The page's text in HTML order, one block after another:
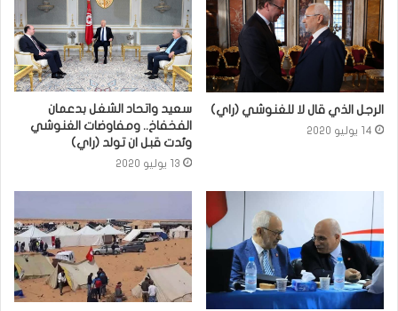
الرجل الذي قال لا للغنوشي (راي)
14 يوليو 2020
سعيد واتحاد الشغل بدعمان
الفخفاخ.. ومفاوضات الغنوشي
وئدت قبل ان تولد (راي)
13 يوليو 2020